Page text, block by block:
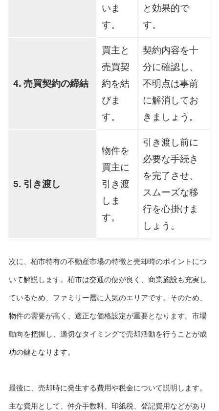
いま
す。
と効果的で
す。
4. 売買契約の締結
買主と
売買契
約を結
びま
す。
契約内容を十
分に確認し、
不明点は事前
に解消してお
きましょう。
5. 引き渡し
物件を
買主に
引き渡
しま
す。
引き渡し前に
必要な手続き
を完了させ、
スムーズな移
行を心掛けま
しょう。
次に、柏市特有の不動産市場の特徴と売却時のポイントにつ
いて解説します。柏市は交通の便が良く、商業施設も充実し
ているため、ファミリー層に人気のエリアです。そのため、
物件の需要が高く、適正な価格設定が重要となります。市場
動向を把握し、適切なタイミングで売却活動を行うことが成
功の鍵となります。
最後に、売却時に発生する費用や税金について説明します。
主な費用として、仲介手数料、印紙税、登記費用などがあり